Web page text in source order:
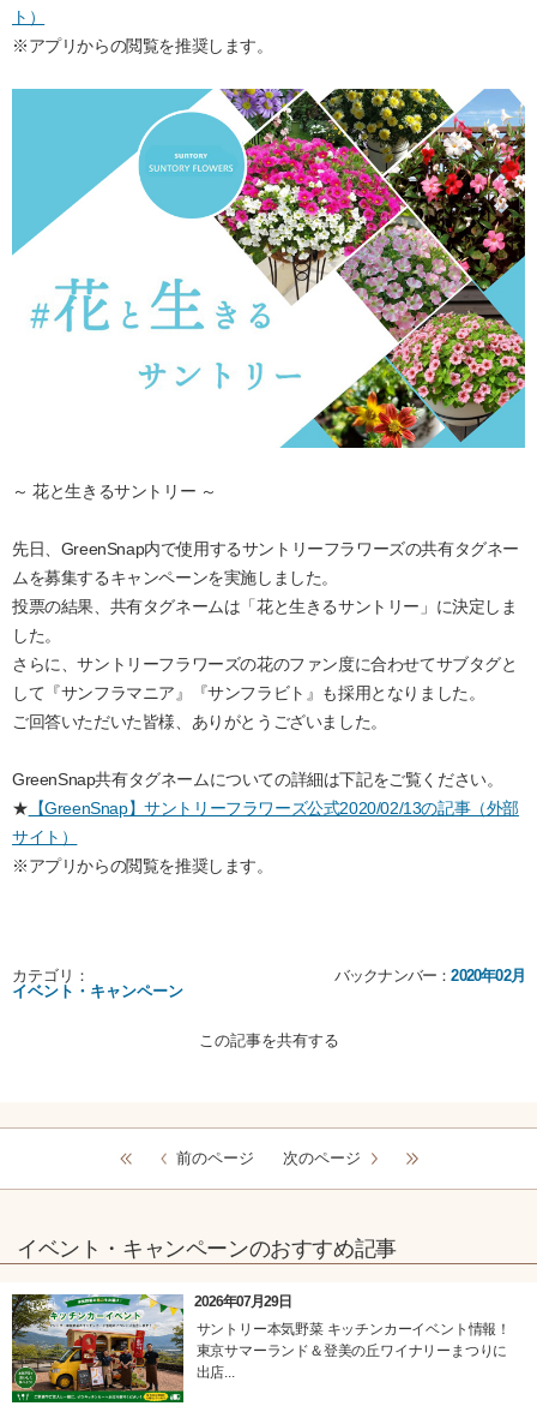
ト）
※アプリからの閲覧を推奨します。
～ 花と生きるサントリー ～
先日、GreenSnap内で使用するサントリーフラワーズの共有タグネー
ムを募集するキャンペーンを実施しました。
投票の結果、共有タグネームは「花と生きるサントリー」に決定しま
した。
さらに、サントリーフラワーズの花のファン度に合わせてサブタグと
して『サンフラマニア』『サンフラビト』も採用となりました。
ご回答いただいた皆様、ありがとうございました。
GreenSnap共有タグネームについての詳細は下記をご覧ください。
★ 【GreenSnap】サントリーフラワーズ公式2020/02/13の記事（外部
サイト）
※アプリからの閲覧を推奨します。
カテゴリ：
イベント・キャンペーン
バックナンバー：2020年02月
この記事を共有する
前のページ 次のページ
イベント・キャンペーンのおすすめ記事
2026年07月29日
サントリー本気野菜 キッチンカーイベント情報！
東京サマーランド＆登美の丘ワイナリーまつりに
出店...